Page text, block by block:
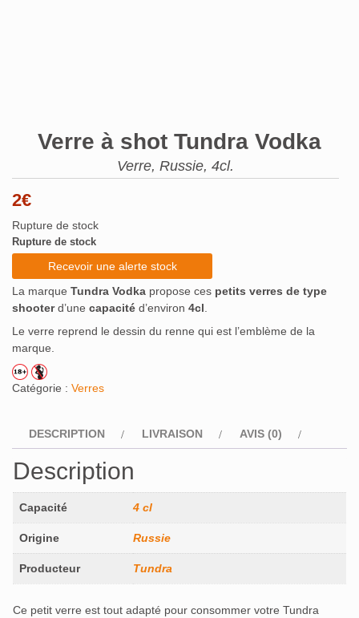
Verre à shot Tundra Vodka
Verre, Russie, 4cl.
2€
Rupture de stock
Rupture de stock
Recevoir une alerte stock
La marque Tundra Vodka propose ces petits verres de type
shooterd’une capacité d’environ 4cl
Le verre reprend le dessin du renne qui est l’emblème de la
marque.
Catégorie : Verres
DESCRIPTION LIVRAISON AVIS (0)
Description
Capacité 4 cl
Origine Russie
Producteur Tundra
Ce petit verre est tout adapté pour consommer votre Tundra